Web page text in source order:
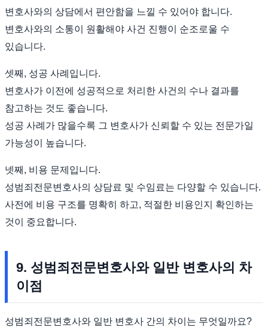
변호사와의 상담에서 편안함을 느낄 수 있어야 합니다.
변호사와의 소통이 원활해야 사건 진행이 순조로울 수
있습니다.
셋째, 성공 사례입니다.
변호사가 이전에 성공적으로 처리한 사건의 수나 결과를
참고하는 것도 좋습니다.
성공 사례가 많을수록 그 변호사가 신뢰할 수 있는 전문가일
가능성이 높습니다.
넷째, 비용 문제입니다.
성범죄전문변호사의 상담료 및 수임료는 다양할 수 있습니다.
사전에 비용 구조를 명확히 하고, 적절한 비용인지 확인하는
것이 중요합니다.
9. 성범죄전문변호사와 일반 변호사의 차
이점
성범죄전문변호사와 일반 변호사 간의 차이는 무엇일까요?